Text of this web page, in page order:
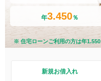
年3.450％
※ 住宅ローンご利用の方は年1.550
新規お借入れ